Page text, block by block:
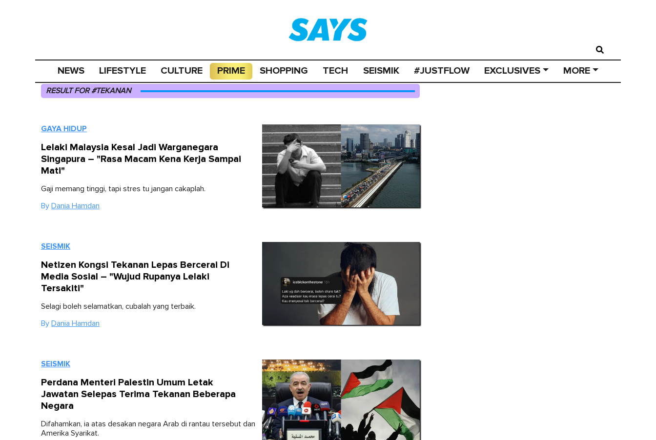
NEWS LIFESTYLE CULTURE PRIME SHOPPING TECH SEISMIK #JUSTFLOW EXCLUSIVES MORE
RESULT FOR #TEKANAN
GAYA HIDUP
Lelaki Malaysia Kesal Jadi Warganegara
Singapura – "Rasa Macam Kena Kerja Sampai
Mati"
Gaji memang tinggi, tapi stres tu jangan cakaplah.
By Dania Hamdan
SEISMIK
Netizen Kongsi Tekanan Lepas Bercerai Di
Media Sosial – "Wujud Rupanya Lelaki
Tersakiti"
Selagi boleh selamatkan, cubalah yang terbaik.
By Dania Hamdan
SEISMIK
Perdana Menteri Palestin Umum Letak
Jawatan Selepas Terima Tekanan Beberapa
Negara
Difahamkan, ia atas desakan negara Arab di rantau tersebut dan
Amerika Syarikat.